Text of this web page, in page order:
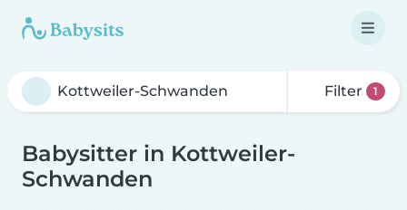
Filter 1
Babysitter in Kottweiler-
Schwanden